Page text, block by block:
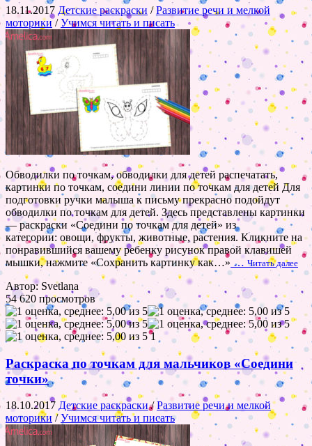
18.11.2017 Детские раскраски /Развитие речи и мелкой
моторики/Учимся читать и писать
Обводилки по точкам, обводилки для детей распечатать,
картинки по точкам, соедини линии по точкам для детей Для
подготовки ручки малыша к письму прекрасно подойдут
обводилки по точкам для детей. Здесь представлены картинки
— раскраски «Соедини по точкам для детей» из
категории: овощи, фрукты, животные, растения. Кликните на
понравившийся вашему ребенку рисунок правой клавишей
мышки, нажмите «Сохранить картинку как…» … Читать далее
Автор: Svetlana
54 620 просмотров
1
Раскраска по точкам для мальчиков «Соедини
точки»
18.10.2017 Детские раскраски/Развитие речи и мелкой
моторики /Учимся читать и писать